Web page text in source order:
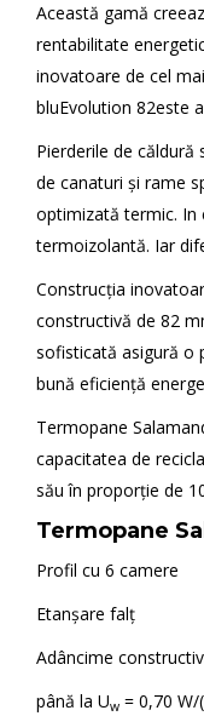
Această gamă
rentabilitate
inovatoare de cel
bluEvolution 82este
Pierderile de căldură
de canaturi şi rame
optimizată termic. In
termoizolantă. Iar
Construcţia
constructivă de 82
sofisticată asigură o
bună eficienţă
Termopane
capacitatea de
său în proporţie de
Termopane
Profil cu 6 camere
Etanşare falţ
Adâncime
până la Uw = 0,70